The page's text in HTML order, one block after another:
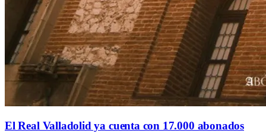
El Real Valladolid ya cuenta con 17.000 abonados